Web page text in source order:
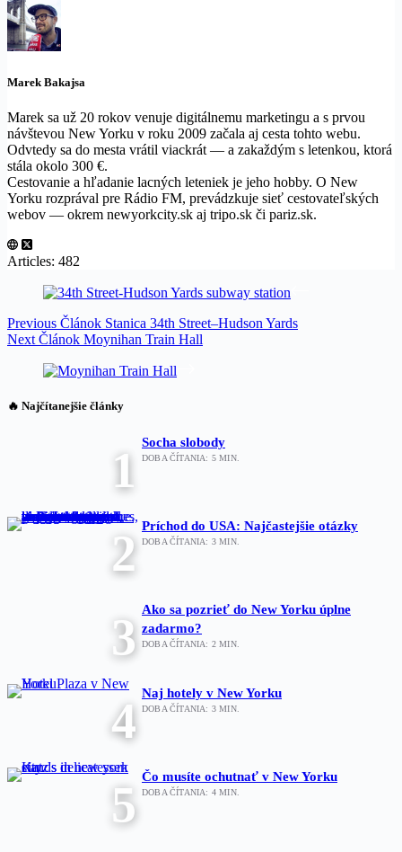
Marek Bakajsa
Marek sa už 20 rokov venuje digitálnemu marketingu a s prvou
návštevou New Yorku v roku 2009 začala aj cesta tohto webu.
Odvtedy sa do mesta vrátil viackrát — a zakaždým s letenkou, ktorá
stála okolo 300 €.
Cestovanie a hľadanie lacných leteniek je jeho hobby. O New
Yorku rozprával pre Rádio FM, prevádzkuje sieť cestovateľských
webov — okrem newyorkcity.sk aj tripo.sk či pariz.sk.
Articles: 482
Previous Článok Stanica 34th Street–Hudson Yards
Next Článok Moynihan Train Hall
🔥 Najčítanejšie články
1 Socha slobody
DOBA ČÍTANIA: 5 MIN.
2 Príchod do USA: Najčastejšie otázky
DOBA ČÍTANIA: 3 MIN.
3 Ako sa pozrieť do New Yorku úplne
zadarmo?
DOBA ČÍTANIA: 2 MIN.
4 Naj hotely v New Yorku
DOBA ČÍTANIA: 3 MIN.
5 Čo musíte ochutnať v New Yorku
DOBA ČÍTANIA: 4 MIN.